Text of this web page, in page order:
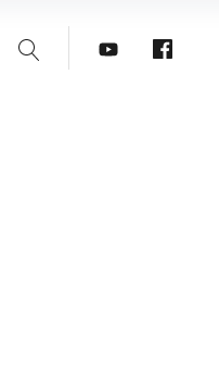
Suche youtubefacebook